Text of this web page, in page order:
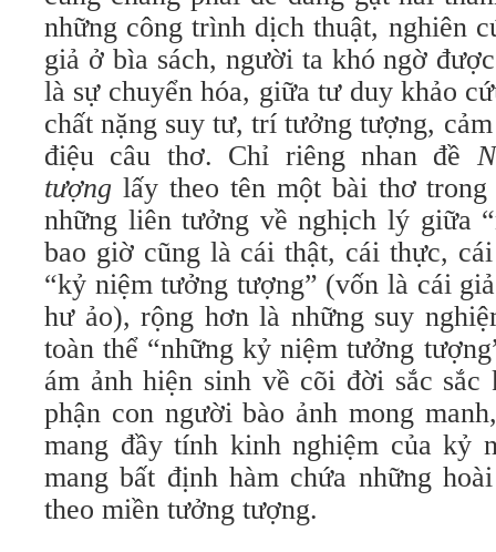
những công trình dịch thuật, nghiên
giả ở bìa sách, người ta khó ngờ
là sự chuyển hóa, giữa tư duy khảo
chất nặng suy tư, trí tưởng tượng,
điệu câu thơ. Chỉ riêng nhan đề
tượng lấy theo tên một bài thơ
những liên tưởng về nghịch lý giữa
bao giờ cũng là cái thật, cái thực,
“kỷ niệm tưởng tượng” (vốn là cái
hư ảo), rộng hơn là những suy
toàn thể “những kỷ niệm tưởng
ám ảnh hiện sinh về cõi đời sắc sắc
phận con người bào ảnh mong
mang đầy tính kinh nghiệm của kỷ
mang bất định hàm chứa những
theo miền tưởng tượng.